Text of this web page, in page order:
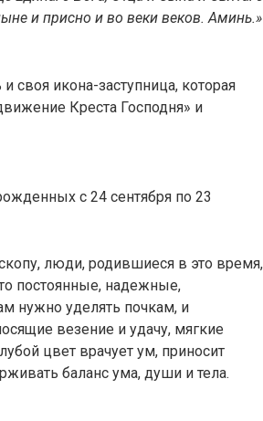
и присно и во веки веков. Аминь.»
своя икона-заступница, которая
Креста Господня» и
с 24 сентября по 23
люди, родившиеся в это время,
постоянные, надежные,
нужно уделять почкам, и
везение и удачу, мягкие
цвет врачует ум, приносит
баланс ума, души и тела.